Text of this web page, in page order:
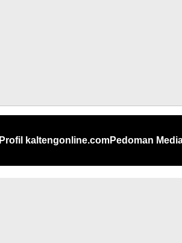
Profil kaltengonline.comPedoman